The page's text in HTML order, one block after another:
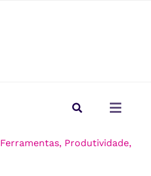
Ferramentas, Produtividade,